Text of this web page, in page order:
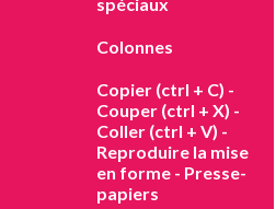
Colonnes
Copier (ctrl + C) -
Couper (ctrl + X) -
Coller (ctrl + V) -
Reproduire la mise
en forme - Presse-
papiers